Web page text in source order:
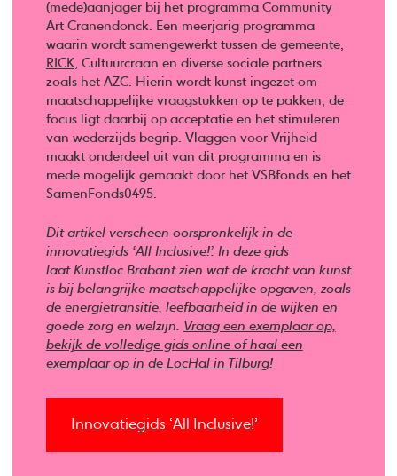
(mede)aanjager bij het programma Community
Art Cranendonck. Een meerjarig programma
waarin wordt samengewerkt tussen de gemeente,
RICK, Cultuurcraan en diverse sociale partners
zoals het AZC. Hierin wordt kunst ingezet om
maatschappelijke vraagstukken op te pakken, de
focus ligt daarbij op acceptatie en het stimuleren
van wederzijds begrip. Vlaggen voor Vrijheid
maakt onderdeel uit van dit programma en is
mede mogelijk gemaakt door het VSBfonds en het
SamenFonds0495.
Dit artikel verscheen oorspronkelijk in de
innovatiegids ‘All Inclusive!’. In deze gids
laat Kunstloc Brabant zien wat de kracht van kunst
is bij belangrijke maatschappelijke opgaven, zoals
de energietransitie, leefbaarheid in de wijken en
goede zorg en welzijn. Vraag een exemplaar op,
bekijk de volledige gids online of haal een
exemplaar op in de LocHal in Tilburg!
Innovatiegids ‘All Inclusive!’